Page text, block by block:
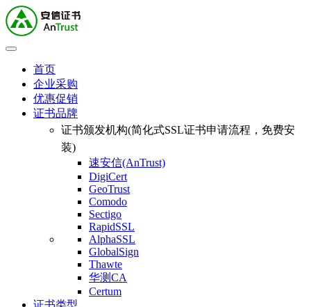
首页
企业采购
优惠促销
证书品牌
证书颁发机构(简化式SSL证书申请流程，免费安
装)
速安信(AnTrust)
DigiCert
GeoTrust
Comodo
Sectigo
RapidSSL
AlphaSSL
GlobalSign
Thawte
华测CA
Certum
证书类型